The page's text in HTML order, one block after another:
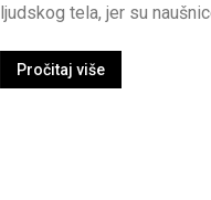
ljudskog tela, jer su
Pročitaj više